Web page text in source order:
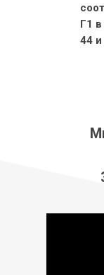
Г1
44